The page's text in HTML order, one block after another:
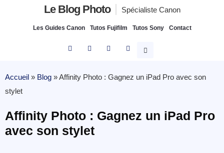
Le Blog Photo Spécialiste Canon
Les Guides Canon Tutos Fujifilm Tutos Sony Contact
Accueil » Blog »Affinity Photo : Gagnez un iPad Pro avec son
stylet
Affinity Photo : Gagnez un iPad Pro
avec son stylet